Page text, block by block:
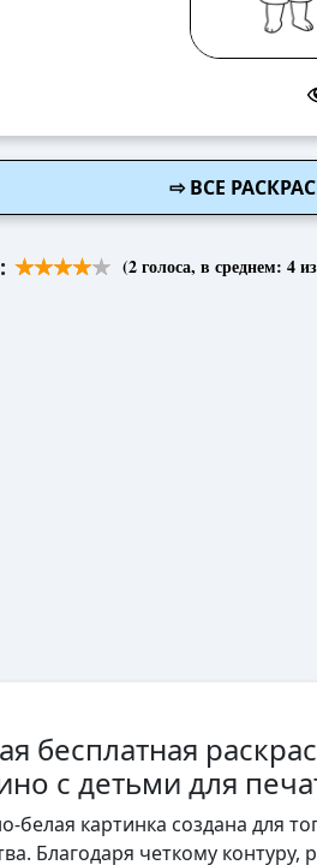
⇨ ВСЕ
(2голоса, в среднем: 4
бесплатная
с детьми для
белая картинка создана для
Благодаря четкому